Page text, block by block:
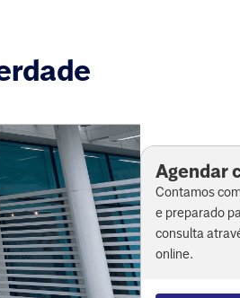
Agendar
Contamos
e preparado
consulta
online.